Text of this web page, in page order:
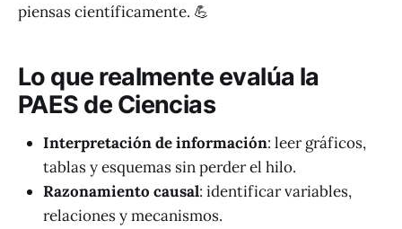
piensas científicamente. 💪
Lo que realmente evalúa la
PAES de Ciencias
Interpretación de información: leer gráficos,
tablas y esquemas sin perder el hilo.
Razonamiento causal: identificar variables,
relaciones y mecanismos.